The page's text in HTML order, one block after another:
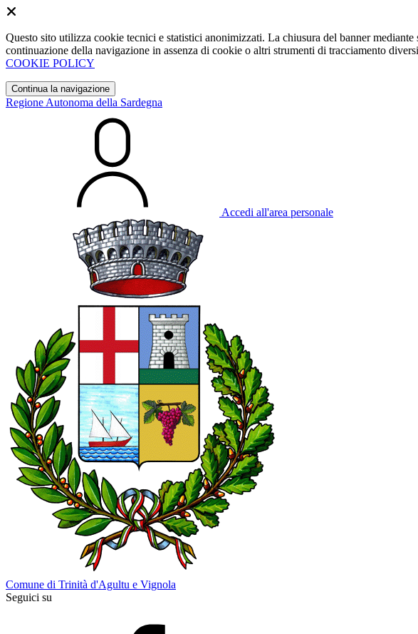
Questo sito utilizza cookie tecnici e statistici anonimizzati. La chiusura del banner
continuazione della navigazione in assenza di cookie o altri strumenti di tracciamento
COOKIE POLICY
Continua la navigazione
Regione Autonoma della Sardegna
Accedi all'area personale
Comune di Trinità d'Agultu e Vignola
Seguici su